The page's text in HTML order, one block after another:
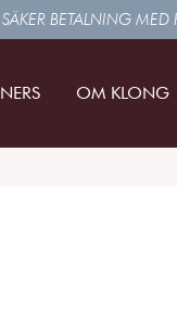
SÄKER BETALNING MED
OM KLONG